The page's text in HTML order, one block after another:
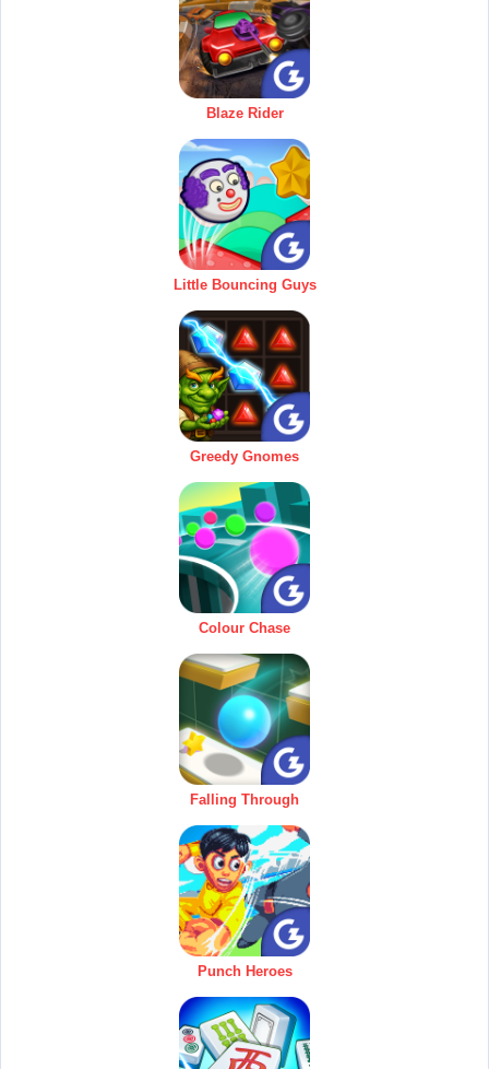
Blaze Rider
Little Bouncing Guys
Greedy Gnomes
Colour Chase
Falling Through
Punch Heroes